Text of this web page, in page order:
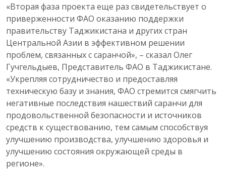
«Вторая фаза проекта еще раз свидетельствует о
приверженности ФАО оказанию поддержки
правительству Таджикистана и других стран
Центральной Азии в эффективном решении
проблем, связанных с саранчой», – сказал Олег
Гучгельдыев, Представитель ФАО в Таджикистане.
«Укрепляя сотрудничество и предоставляя
техническую базу и знания, ФАО стремится смягчить
негативные последствия нашествий саранчи для
продовольственной безопасности и источников
средств к существованию, тем самым способствуя
улучшению производства, улучшению здоровья и
улучшению состояния окружающей среды в
регионе».